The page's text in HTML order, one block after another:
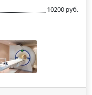
10200 руб.